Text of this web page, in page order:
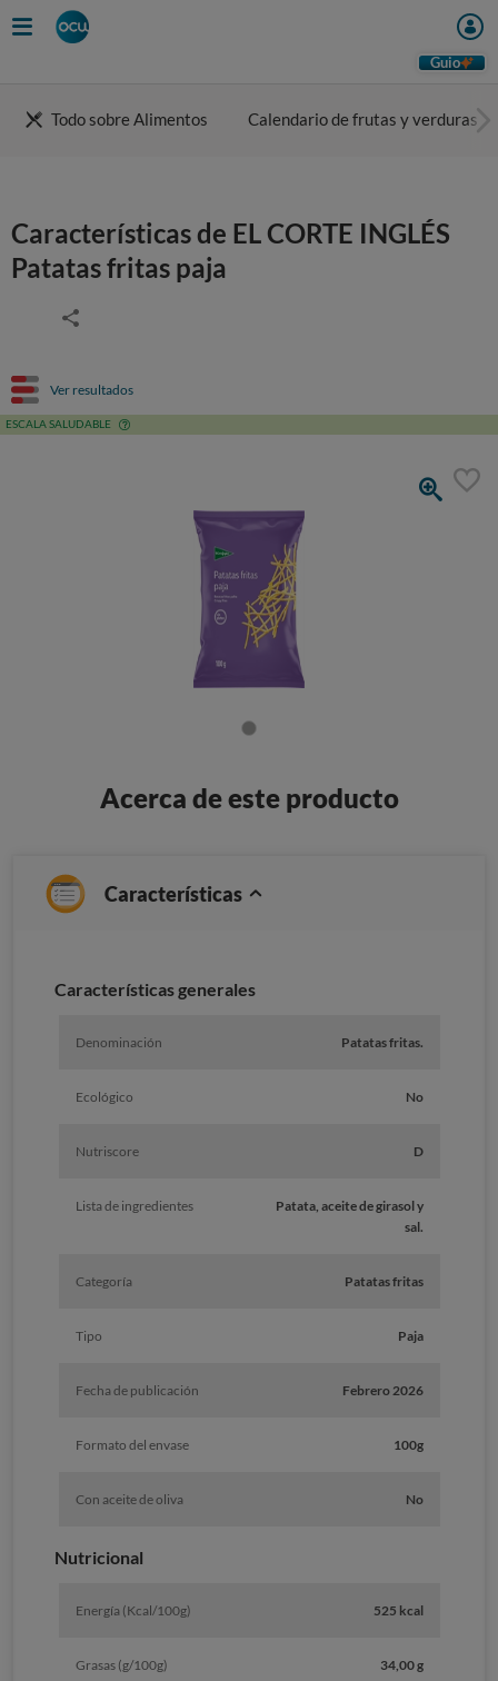
Guio
Todo sobre Alimentos Calendario de frutas y verduras
Características de EL CORTE INGLÉS
Patatas fritas paja
Ver resultados
ESCALA SALUDABLE
Acerca de este producto
Características
Características generales
Denominación Patatas fritas.
Ecológico No
Nutriscore D
Lista de ingredientes
Patata, aceite de girasol y
sal.
Categoría Patatas fritas
Tipo Paja
Fecha de publicación Febrero 2026
Formato del envase 100g
Con aceite de oliva No
Nutricional
Energía (Kcal/100g) 525 kcal
Grasas (g/100g) 34,00 g